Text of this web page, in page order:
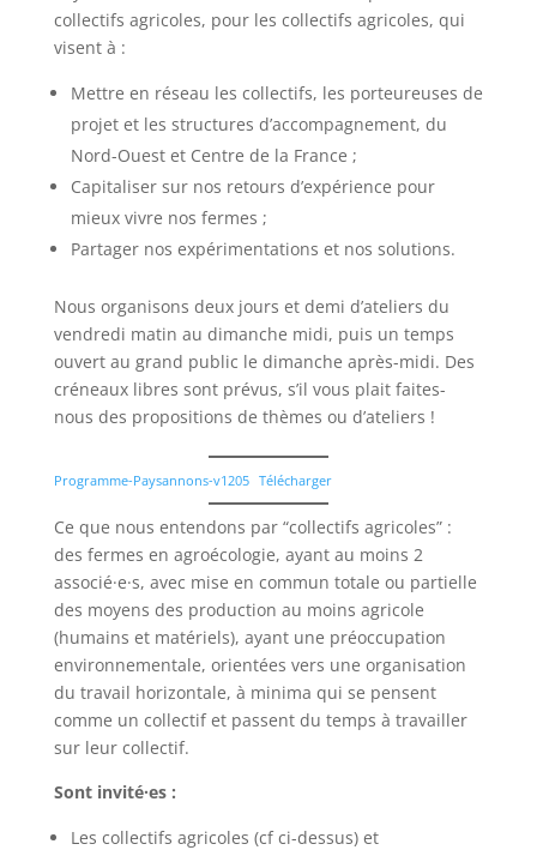
collectifs agricoles, pour les collectifs agricoles, qui
visent à :
Mettre en réseau les collectifs, les porteureuses de
projet et les structures d’accompagnement, du
Nord-Ouest et Centre de la France ;
Capitaliser sur nos retours d’expérience pour
mieux vivre nos fermes ;
Partager nos expérimentations et nos solutions.
Nous organisons deux jours et demi d’ateliers du
vendredi matin au dimanche midi, puis un temps
ouvert au grand public le dimanche après-midi. Des
créneaux libres sont prévus, s’il vous plait faites-
nous des propositions de thèmes ou d’ateliers !
Programme-Paysannons-v1205 Télécharger
Ce que nous entendons par “collectifs agricoles” :
des fermes en agroécologie, ayant au moins 2
associé·e·s, avec mise en commun totale ou partielle
des moyens des production au moins agricole
(humains et matériels), ayant une préoccupation
environnementale, orientées vers une organisation
du travail horizontale, à minima qui se pensent
comme un collectif et passent du temps à travailler
sur leur collectif.
Sont invité·es :
Les collectifs agricoles (cf ci-dessus) et